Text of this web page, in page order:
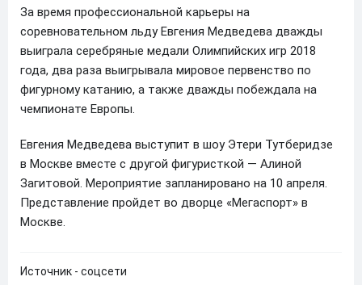
За время профессиональной карьеры на
соревновательном льду Евгения Медведева дважды
выиграла серебряные медали Олимпийских игр 2018
года, два раза выигрывала мировое первенство по
фигурному катанию, а также дважды побеждала на
чемпионате Европы.
Евгения Медведева выступит в шоу Этери Тутберидзе
в Москве вместе с другой фигуристкой — Алиной
Загитовой. Мероприятие запланировано на 10 апреля.
Представление пройдет во дворце «Мегаспорт» в
Москве.
Источник - соцсети